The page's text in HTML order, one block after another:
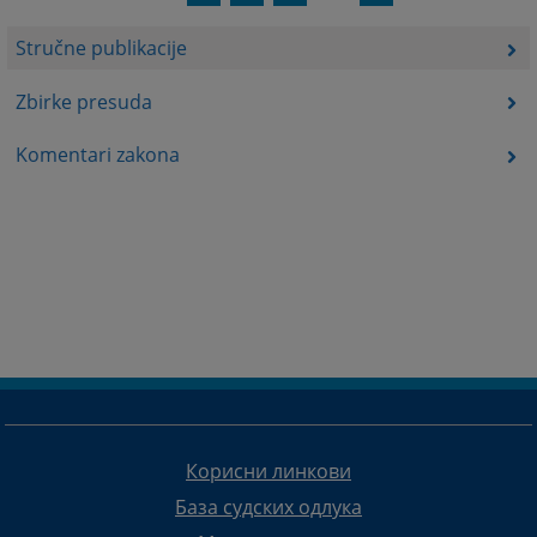
Stručne publikacije
Zbirke presuda
Komentari zakona
Корисни линкови
База судских одлука